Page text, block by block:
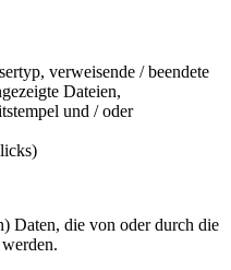
verweisende / beendete
Dateien,
und / oder
Daten, die von oder durch die